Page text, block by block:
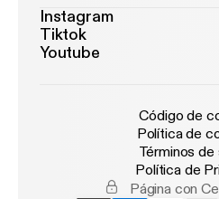
Instagram
Tiktok
Youtube
Código de
Política de
Términos
Política de
Página con